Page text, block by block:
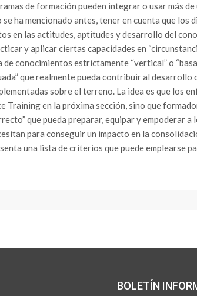
de formación pueden integrar o usar más
ha mencionado antes, tener en cuenta que
en las actitudes, aptitudes y desarrollo del
y aplicar ciertas capacidades en
conocimientos estrictamente “vertical” o
que realmente pueda contribuir al
sobre el terreno. La idea es que los
Training en la próxima sección, sino que
que pueda preparar, equipar y
para conseguir un impacto en la
una lista de criterios que puede emplearse
BOLETÍN